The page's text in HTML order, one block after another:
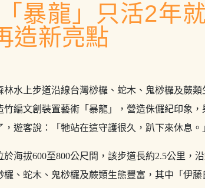
暴龍」只活2年
造新亮點
林水上步道沿線台灣桫欏、蛇木、鬼桫欏及蕨
竹編文創裝置藝術「暴龍」，營造侏儸紀印象
遊客說：「牠站在這守護很久，趴下來休息。
海拔600至800公尺間，該步道長約2.5公里，
欏、蛇木、鬼桫欏及蕨類生態豐富，其中「伊